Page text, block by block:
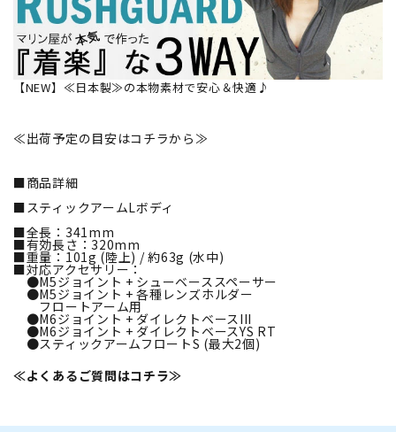
【NEW】≪日本製≫の本物素材で安心＆快適♪
≪出荷予定の目安はコチラから≫
■商品詳細
■スティックアームLボディ
■全長：341mm
■有効長さ：320mm
■重量：101g (陸上) / 約63g (水中)
■対応アクセサリー：
●M5ジョイント + シューベーススペーサー
●M5ジョイント + 各種レンズホルダー
フロートアーム用
●M6ジョイント + ダイレクトベースIII
●M6ジョイント + ダイレクトベースYS RT
●スティックアームフロートS (最大2個)
≪よくあるご質問はコチラ≫